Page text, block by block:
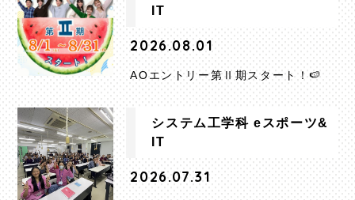
IT
2026.08.01
AOエントリー第Ⅱ期スタート！🍉
システム工学科 eスポーツ&
IT
2026.07.31